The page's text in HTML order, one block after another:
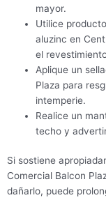
mayor.
Utilice
aluzinc en
el
Aplique un
Plaza para
intemperie.
Realice un
techo y
Si sostiene
Comercial Balcon
dañarlo, puede